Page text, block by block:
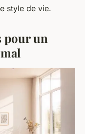
style de vie.
pour un